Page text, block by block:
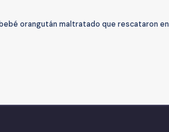
orangután maltratado que rescataron en